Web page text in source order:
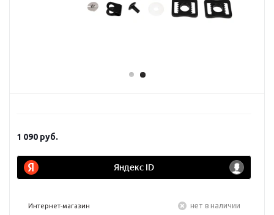
1 090 руб.
Интернет-магазин Нет в наличии